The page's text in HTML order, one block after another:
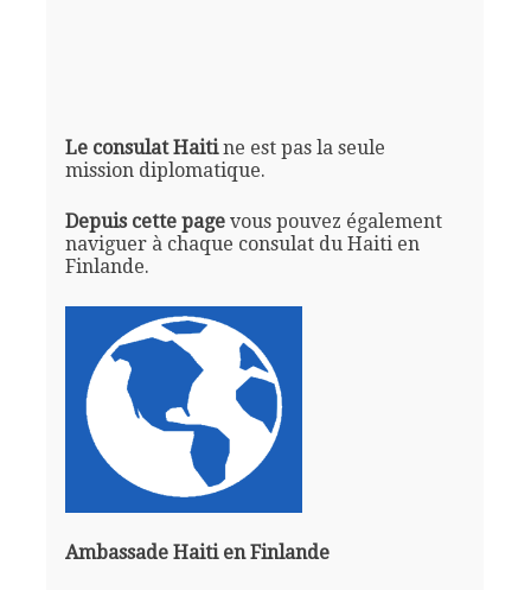
Le consulat Haitine est pas la seule
mission diplomatique.
Depuis cette pagevous pouvez également
naviguer à chaque consulat du Haiti en
Finlande.
Ambassade Haiti en Finlande